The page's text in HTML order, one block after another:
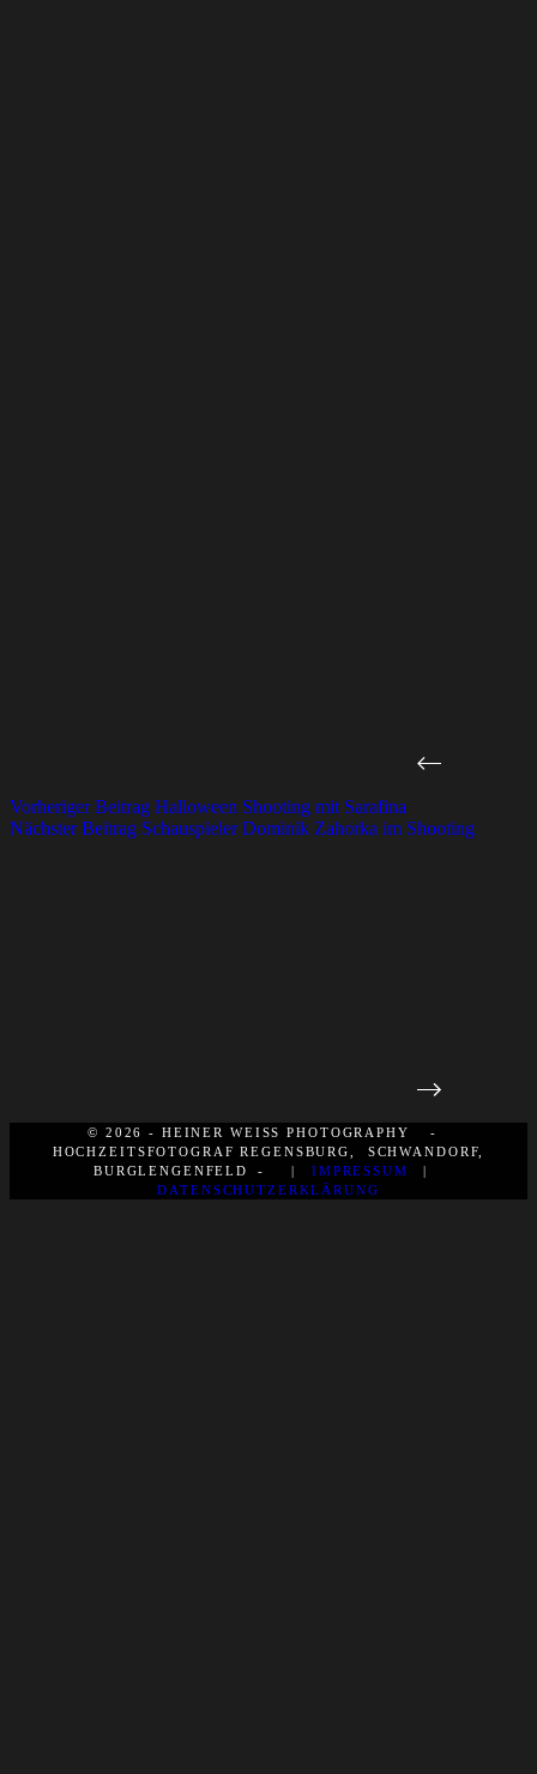
VorherigerBeitrag Halloween Shooting mit Sarafina
NächsterBeitrag Schauspieler Dominik Zahorka im Shooting
© 2026 - HEINER WEISS PHOTOGRAPHY -
HOCHZEITSFOTOGRAF REGENSBURG, SCHWANDORF,
BURGLENGENFELD - | IMPRESSUM
|
DATENSCHUTZERKLÄRUNG